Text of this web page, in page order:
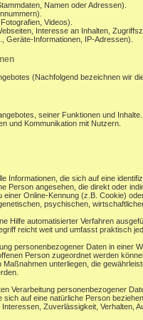
Namen oder Adressen).
Videos).
Interesse an Inhalten,
Geräte-Informationen, IP-Adressen).
(Nachfolgend bezeichnen wir
seiner Funktionen und Inhalte.
und Kommunikation mit Nutzern.
Informationen, die sich auf eine
Person angesehen, die direkt oder
einer Online-Kennung (z.B. Cookie)
psychischen,
Hilfe automatisierter Verfahren
reicht weit und umfasst praktisch
personenbezogener Daten in
Person zugeordnet werden
unterliegen, die
Verarbeitung personenbezogener
sich auf eine natürliche Person
Zuverlässigkeit, Verhalten,